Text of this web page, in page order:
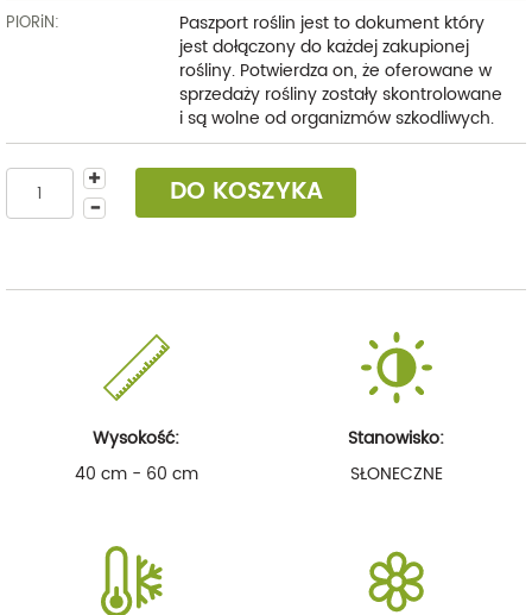
PIORiN:
Paszport roślin jest to dokument który
jest dołączony do każdej zakupionej
rośliny. Potwierdza on, że oferowane w
sprzedaży rośliny zostały skontrolowane
i są wolne od organizmów szkodliwych.
DO KOSZYKA
Wysokość:
40 cm - 60 cm
Stanowisko:
SŁONECZNE